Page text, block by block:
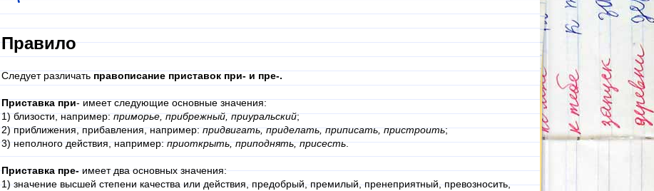
Правило
Следует различать правописание приставок при- и пре-.
Приставка при- имеет следующие основные значения:
1) близости, например:приморье, прибрежный, приуральский;
2) приближения, прибавления, например:придвигать, приделать, приписать, пристроить;
3) неполного действия, например:приоткрыть, приподнять, присесть.
Приставка пре-имеет два основных значения:
1) значение высшей степени качества или действия, предобрый, премилый, пренеприятный, превозносить,